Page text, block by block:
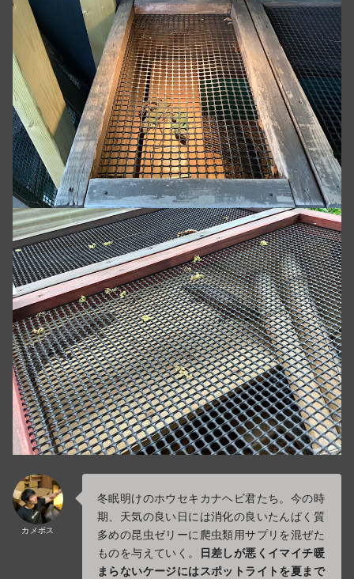
カメボス
冬眠明けのホウセキカナヘビ君たち。今の時
期、天気の良い日には消化の良いたんぱく質
多めの昆虫ゼリーに爬虫類用サプリを混ぜた
ものを与えていく。
日差しが悪くイマイチ暖
まらないケージにはスポットライトを夏まで